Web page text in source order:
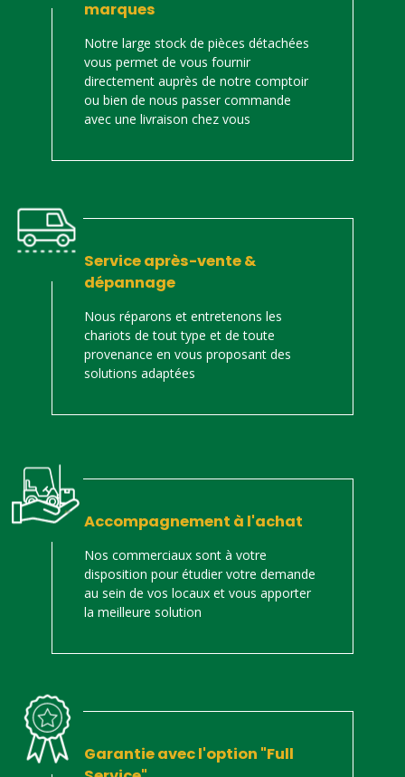
marques
Notre large stock de pièces détachées
vous permet de vous fournir
directement auprès de notre comptoir
ou bien de nous passer commande
avec une livraison chez vous
Service après-vente &
dépannage
Nous réparons et entretenons les
chariots de tout type et de toute
provenance en vous proposant des
solutions adaptées
Accompagnement à l'achat
Nos commerciaux sont à votre
disposition pour étudier votre demande
au sein de vos locaux et vous apporter
la meilleure solution
Garantie avec l'option "Full